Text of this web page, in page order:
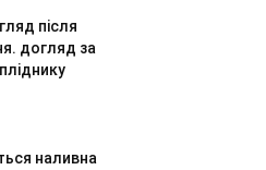
після
догляд за
наливна